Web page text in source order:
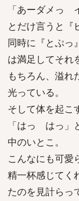
「あーダメっ
とだけ言うと『
同時に『とぷっ
は満足してそれ
もちろん、溢れ
光っている。
そして体を起こ
「はっ はっ」
中のいとこ。
こんなにも可愛
精一杯感じてく
たのを見計らっ